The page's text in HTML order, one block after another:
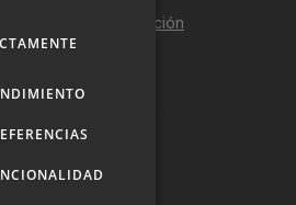
de la información